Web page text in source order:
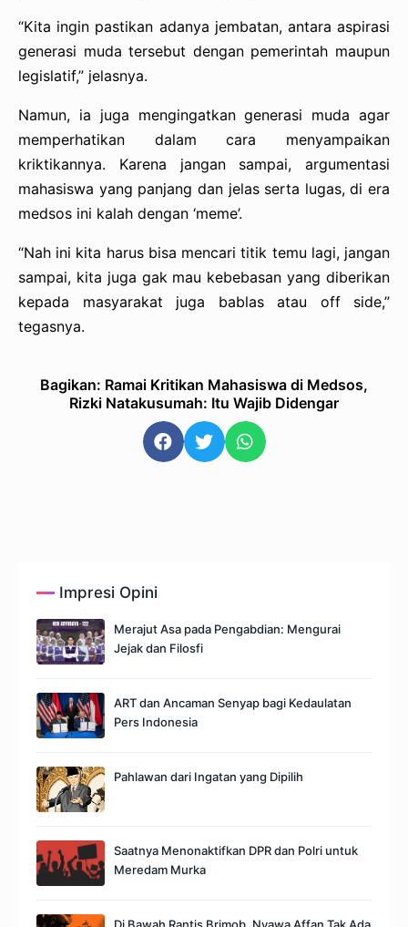
“Kita ingin pastikan adanya jembatan, antara aspirasi
generasi muda tersebut dengan pemerintah maupun
legislatif,” jelasnya.
Namun, ia juga mengingatkan generasi muda agar
memperhatikan dalam cara menyampaikan
kriktikannya. Karena jangan sampai, argumentasi
mahasiswa yang panjang dan jelas serta lugas, di era
medsos ini kalah dengan ‘meme’.
“Nah ini kita harus bisa mencari titik temu lagi, jangan
sampai, kita juga gak mau kebebasan yang diberikan
kepada masyarakat juga bablas atau off side,”
tegasnya.
Bagikan: Ramai Kritikan Mahasiswa di Medsos,
Rizki Natakusumah: Itu Wajib Didengar
Impresi Opini
Merajut Asa pada Pengabdian: Mengurai
Jejak dan Filosfi
ART dan Ancaman Senyap bagi Kedaulatan
Pers Indonesia
Pahlawan dari Ingatan yang Dipilih
Saatnya Menonaktifkan DPR dan Polri untuk
Meredam Murka